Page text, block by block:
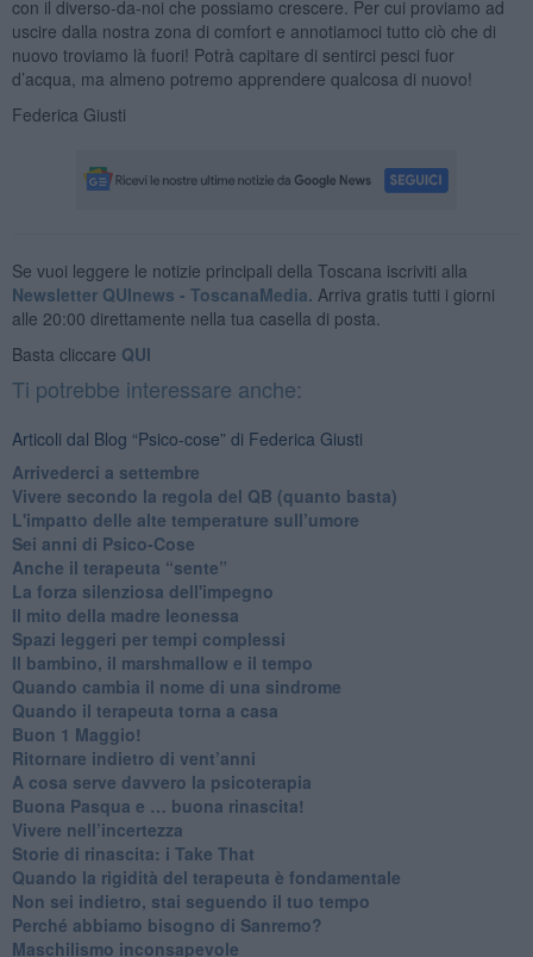
con il diverso-da-noi che possiamo crescere. Per cui proviamo ad
uscire dalla nostra zona di comfort e annotiamoci tutto ciò che di
nuovo troviamo là fuori! Potrà capitare di sentirci pesci fuor
d’acqua, ma almeno potremo apprendere qualcosa di nuovo!
Federica Giusti
Se vuoi leggere le notizie principali della Toscana iscriviti alla
Newsletter QUInews - ToscanaMedia. Arriva gratis tutti i giorni
alle 20:00 direttamente nella tua casella di posta.
Basta cliccare QUI
Ti potrebbe interessare anche:
Articoli dal Blog “Psico-cose” di Federica Giusti
​Arrivederci a settembre
​Vivere secondo la regola del QB (quanto basta)
​L'impatto delle alte temperature sull’umore
Sei anni di Psico-Cose
​Anche il terapeuta “sente”
​La forza silenziosa dell'impegno
​Il mito della madre leonessa
Spazi leggeri per tempi complessi
Il bambino, il marshmallow e il tempo
​Quando cambia il nome di una sindrome
​Quando il terapeuta torna a casa
​Buon 1 Maggio!
Ritornare indietro di vent’anni
​A cosa serve davvero la psicoterapia
​Buona Pasqua e … buona rinascita!
​Vivere nell’incertezza
​Storie di rinascita: i Take That
​Quando la rigidità del terapeuta è fondamentale
​Non sei indietro, stai seguendo il tuo tempo
​Perché abbiamo bisogno di Sanremo?
​Maschilismo inconsapevole